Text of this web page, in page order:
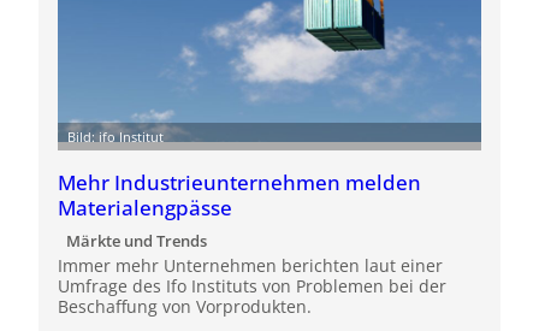
Bild: ifo Institut
Mehr Industrieunternehmen melden
Materialengpässe
Märkte und Trends
Immer mehr Unternehmen berichten laut einer
Umfrage des Ifo Instituts von Problemen bei der
Beschaffung von Vorprodukten.